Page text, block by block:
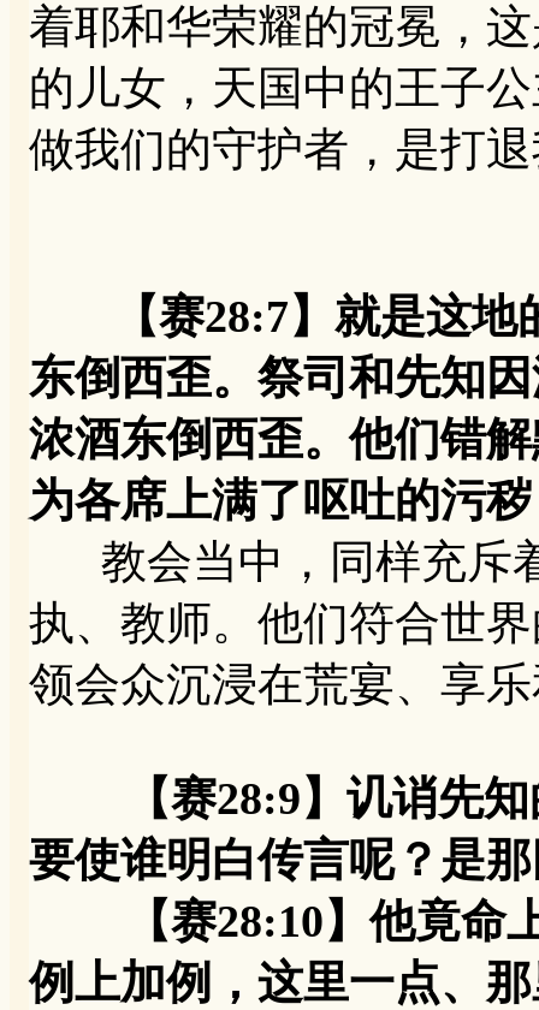
着耶和华荣耀的冠冕，
的儿女，天国中的王子
做我们的守护者，是打
【赛28:7】就是这
东倒西歪。祭司和先知
浓酒东倒西歪。他们错
为各席上满了呕吐的污
教会当中，同样充斥
执、教师。他们符合世
领会众沉浸在荒宴、享
【赛28:9】讥诮先
要使谁明白传言呢？是
【赛28:10】他竟命上
例上加例，这里一点、